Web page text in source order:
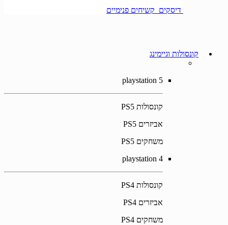
דיסקים קשיחים פנימיים
קונסולות וגיימינג
playstation 5
קונסולות PS5
אביזרים PS5
משחקים PS5
playstation 4
קונסולות PS4
אביזרים PS4
משחקים PS4